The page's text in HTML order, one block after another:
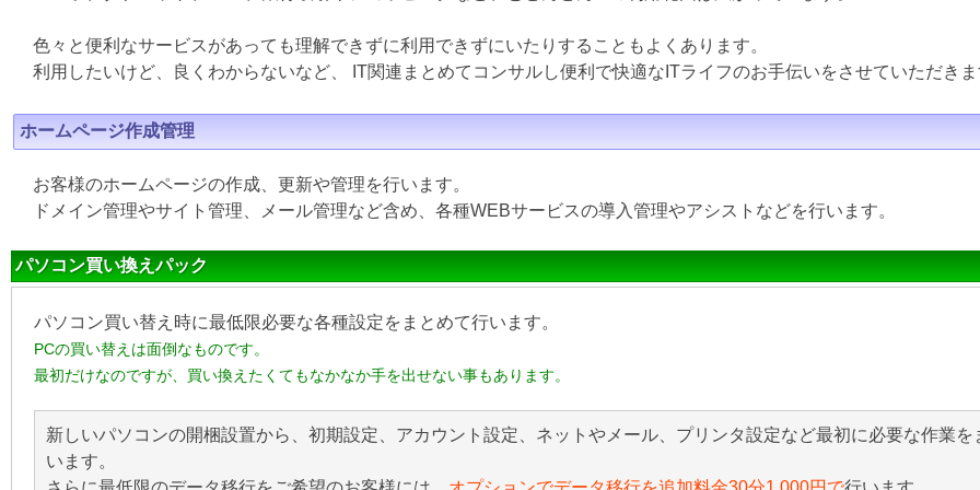
色々と便利なサービスがあっても理解できずに利用できずにいたりすることもよくあります。
利用したいけど、良くわからないなど、 IT関連まとめてコンサルし便利で快適なITライフのお手伝いをさせていただきま
ホームページ作成管理
お客様のホームページの作成、更新や管理を行います。
ドメイン管理やサイト管理、メール管理など含め、各種WEBサービスの導入管理やアシストなどを行います。
パソコン買い換えパック
パソコン買い替え時に最低限必要な各種設定をまとめて行います。
PCの買い替えは面倒なものです。
最初だけなのですが、買い換えたくてもなかなか手を出せない事もあります。
新しいパソコンの開梱設置から、初期設定、アカウント設定、ネットやメール、プリンタ設定など最初に必要な作業を
います。